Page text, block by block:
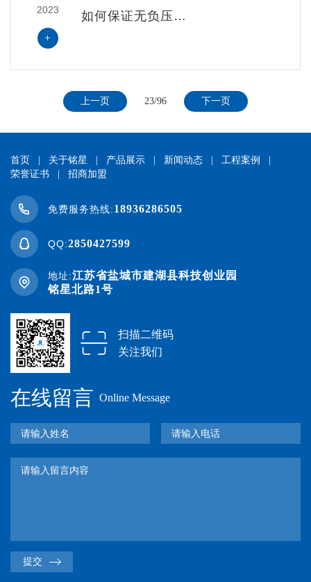
2023
+
如何保证无负压供水设备的安全性（二）？
上一页 23/96 下一页
首页 关于铭星 产品展示 新闻动态 工程案例
荣誉证书
招商加盟
免费服务热线:18936286505
QQ:2850427599
地址:江苏省盐城市建湖县科技创业园
铭星北路1号
扫描二维码
关注我们
在线留言 Online Message
提交